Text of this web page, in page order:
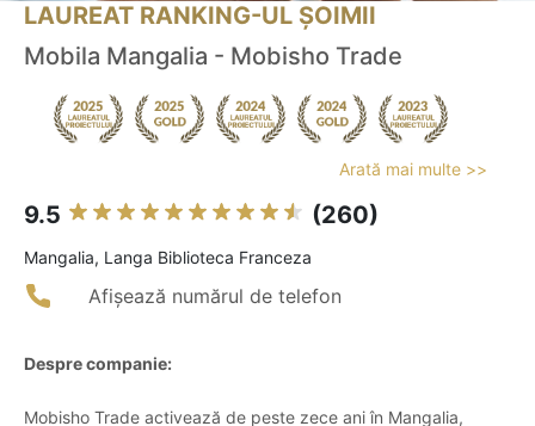
LAUREAT RANKING-UL ȘOIMII
Mobila Mangalia - Mobisho Trade
Arată mai multe >>
9.5 (260)
Mangalia, Langa Biblioteca Franceza
Afișează numărul de telefon
Despre companie:
Mobisho Trade activează de peste zece ani în Mangalia,